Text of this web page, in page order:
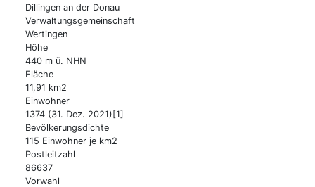
Dillingen an der Donau
Verwaltungs­gemeinschaft
Wertingen
Höhe
440 m ü. NHN
Fläche
11,91 km2
Einwohner
1374 (31. Dez. 2021)[1]
Bevölkerungsdichte
115 Einwohner je km2
Postleitzahl
86637
Vorwahl